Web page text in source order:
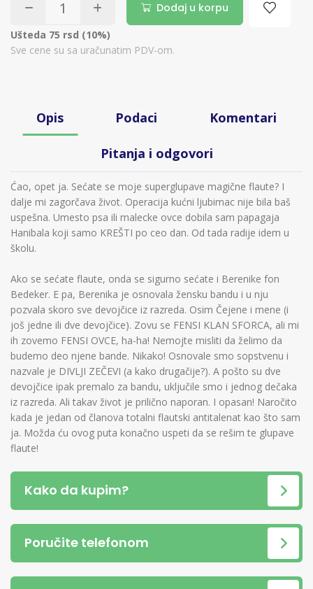
Dodaj u korpu
Ušteda 75 rsd (10%)
Sve cene su sa uračunatim PDV-om.
Opis Podaci Komentari
Pitanja i odgovori
Ćao, opet ja. Sećate se moje superglupave magične flaute? I
dalje mi zagorčava život. Operacija kućni ljubimac nije bila baš
uspešna. Umesto psa ili malecke ovce dobila sam papagaja
Hanibala koji samo KREŠTI po ceo dan. Od tada radije idem u
školu.
Ako se sećate flaute, onda se sigurno sećate i Berenike fon
Bedeker. E pa, Berenika je osnovala žensku bandu i u nju
pozvala skoro sve devojčice iz razreda. Osim Čejene i mene (i
još jedne ili dve devojčice). Zovu se FENSI KLAN SFORCA, ali mi
ih zovemo FENSI OVCE, ha-ha! Nemojte misliti da želimo da
budemo deo njene bande. Nikako! Osnovale smo sopstvenu i
nazvale je DIVLJI ZEČEVI (a kako drugačije?). A pošto su dve
devojčice ipak premalo za bandu, uključile smo i jednog dečaka
iz razreda. Ali takav život je prilično naporan. I opasan! Naročito
kada je jedan od članova totalni flautski antitalenat kao što sam
ja. Možda ću ovog puta konačno uspeti da se rešim te glupave
flaute!
Kako da kupim?
Poručite telefonom